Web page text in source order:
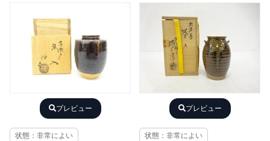
プレビュー
状態：非常によい
プレビュー
状態：非常によい